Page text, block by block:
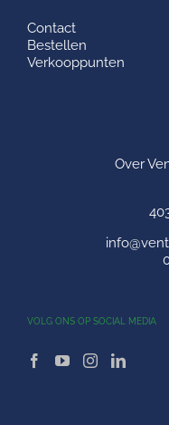
Contact
Bestellen
Verkooppunten
Over
VOLG ONS OP SOCIAL MEDIA